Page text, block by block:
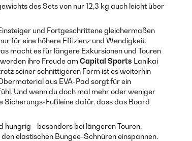
des Sets von nur 12,3 kg auch leicht über
und Fortgeschrittene gleichermaßen
für eine höhere Effizienz und Wendigkeit,
macht es für längere Exkursionen und Touren
ihre Freude am Capital Sports Lanikai
seiner schnittigeren Form ist es weiterhin
aus EVA-Pad sorgt für ein
Und wenn du doch mal mehr oder weniger
Sicherungs-Fußleine dafür, dass das Board
- besonders bei längeren Touren.
elastischen Bungee-Schnüren einspannen.